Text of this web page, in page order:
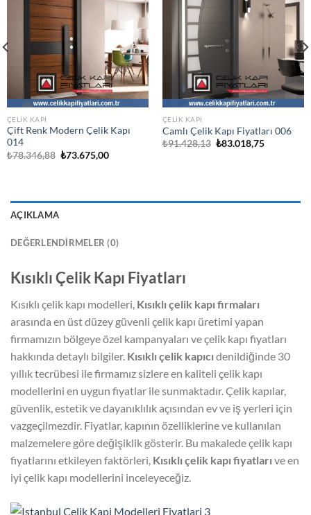
ÇELIK KAPI
Çift Renk Modern Çelik Kapı
014
₺78.346,88 Orijinal
₺73.675,00Şu
ÇELIK KAPI
Camlı Çelik Kapı Fiyatları 006
₺91.428,13 Orijinal
₺83.018,75Şu
AÇIKLAMA
DEĞERLENDIRMELER (0)
Kısıklı Çelik Kapı Fiyatları
Kısıklı çelik kapı modelleri, Kısıklı çelik kapı firmaları
arasında en üst düzey güvenli çelik kapı üretimi yapan
firmamızın bölgeye özel kampanyaları ve çelik kapı fiyatları
hakkında detaylı bilgiler. Kısıklı çelik kapıcı denildiğinde 30
yıllık tecrübesi ile firmamız sizlere en kaliteli çelik kapı
modellerini en uygun fiyatlar ile sunmaktadır. Çelik kapılar,
güvenlik, estetik ve dayanıklılık açısından ev ve iş yerleri için
vazgeçilmezdir. Fiyatlar, kapının özelliklerine ve kullanılan
malzemelere göre değişiklik gösterir. Bu makalede çelik kapı
fiyatlarını etkileyen faktörleri, Kısıklı çelik kapı fiyatları ve en
iyi çelik kapı modellerini inceleyeceğiz.